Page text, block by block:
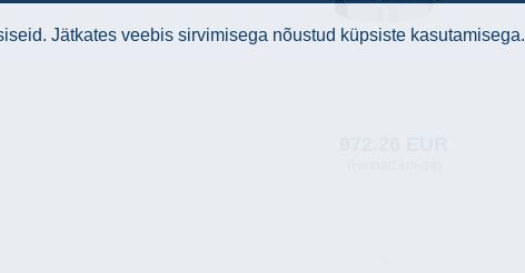
Jätkates veebis sirvimisega nõustud küpsiste kasutamisega.